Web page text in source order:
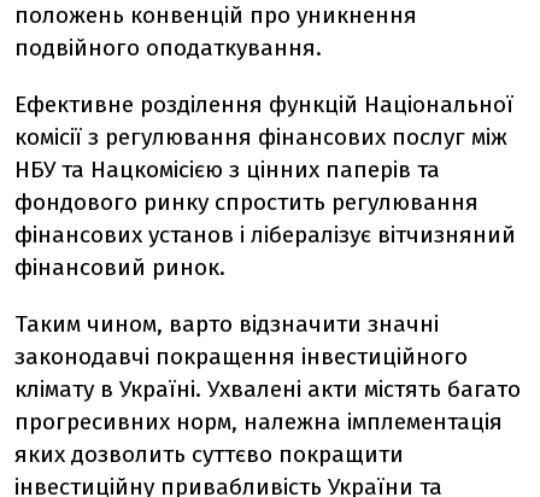
положень конвенцій про уникнення
подвійного оподаткування.
Ефективне розділення функцій Національної
комісії з регулювання фінансових послуг між
НБУ та Нацкомісією з цінних паперів та
фондового ринку спростить регулювання
фінансових установ і лібералізує вітчизняний
фінансовий ринок.
Таким чином, варто відзначити значні
законодавчі покращення інвестиційного
клімату в Україні. Ухвалені акти містять багато
прогресивних норм, належна імплементація
яких дозволить суттєво покращити
інвестиційну привабливість України та